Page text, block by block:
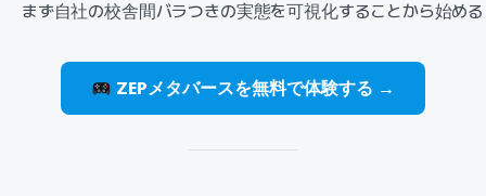
まず自社の校舎間バラつきの実態を可視化することから始め
ZEPメタバースを無料で体験する →